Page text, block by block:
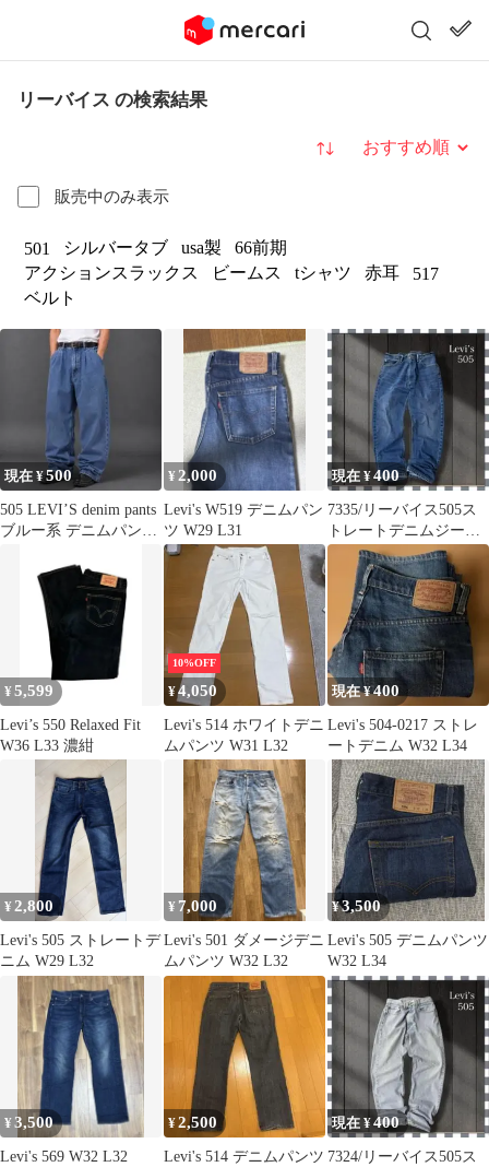
リーバイス の検索結果
販売中のみ表示
並び替え
501 シルバータブ usa製
66前期
アクションスラックス
ビームス tシャツ 赤耳
517
ベルト
現在 ¥500
505 LEVI’S denim pants
ブルー系 デニムパンツ
¥ 2,000
Levi's W519 デニムパン
ツ W29 L31
現在 ¥400
7335/リーバイス505ス
トレートデニムジーン
ズ38x30
¥5,599
Levi’s 550 Relaxed Fit
W36 L33 濃紺
10%OFF
¥4,050
Levi's 514 ホワイトデニ
ムパンツ W31 L32
現在 ¥400
Levi's 504-0217 ストレ
ートデニム W32 L34
¥2,800
Levi's 505 ストレートデ
ニム W29 L32
¥ 7,000
Levi's 501 ダメージデニ
ムパンツ W32 L32
¥3,500
Levi's 505 デニムパンツ
W32 L34
¥3,500
Levi's 569 W32 L32
¥2,500
Levi's 514 デニムパンツ
現在 ¥400
7324/リーバイス505ス